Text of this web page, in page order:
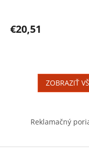
produktu
je
hviezdičiek.
€20,51
ZOBRAZIŤ
t
Reklamačný